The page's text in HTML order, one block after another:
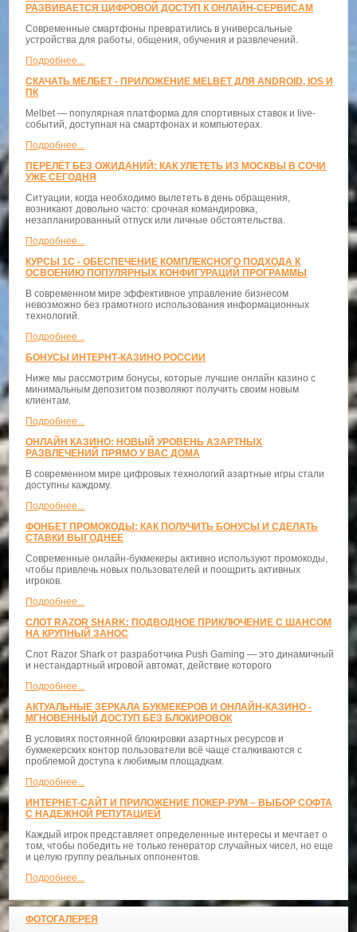
РАЗВИВАЕТСЯ ЦИФРОВОЙ ДОСТУП К ОНЛАЙН-СЕРВИСАМ
Современные смартфоны превратились в универсальные
устройства для работы, общения, обучения и развлечений.
Подробнее...
СКАЧАТЬ МЕЛБЕТ - ПРИЛОЖЕНИЕ MELBET ДЛЯ ANDROID, IOS И
ПК
Melbet — популярная платформа для спортивных ставок и live-
событий, доступная на смартфонах и компьютерах.
Подробнее...
ПЕРЕЛЁТ БЕЗ ОЖИДАНИЙ: КАК УЛЕТЕТЬ ИЗ МОСКВЫ В СОЧИ
УЖЕ СЕГОДНЯ
Ситуации, когда необходимо вылететь в день обращения,
возникают довольно часто: срочная командировка,
незапланированный отпуск или личные обстоятельства.
Подробнее...
КУРСЫ 1С - ОБЕСПЕЧЕНИЕ КОМПЛЕКСНОГО ПОДХОДА К
ОСВОЕНИЮ ПОПУЛЯРНЫХ КОНФИГУРАЦИЙ ПРОГРАММЫ
В современном мире эффективное управление бизнесом
невозможно без грамотного использования информационных
технологий.
Подробнее...
БОНУСЫ ИНТЕРНТ-КАЗИНО РОССИИ
Ниже мы рассмотрим бонусы, которые лучшие онлайн казино с
минимальным депозитом позволяют получить своим новым
клиентам.
Подробнее...
ОНЛАЙН КАЗИНО: НОВЫЙ УРОВЕНЬ АЗАРТНЫХ
РАЗВЛЕЧЕНИЙ ПРЯМО У ВАС ДОМА
В современном мире цифровых технологий азартные игры стали
доступны каждому.
Подробнее...
ФОНБЕТ ПРОМОКОДЫ: КАК ПОЛУЧИТЬ БОНУСЫ И СДЕЛАТЬ
СТАВКИ ВЫГОДНЕЕ
Современные онлайн-букмекеры активно используют промокоды,
чтобы привлечь новых пользователей и поощрить активных
игроков.
Подробнее...
СЛОТ RAZOR SHARK: ПОДВОДНОЕ ПРИКЛЮЧЕНИЕ С ШАНСОМ
НА КРУПНЫЙ ЗАНОС
Слот Razor Shark от разработчика Push Gaming — это динамичный
и нестандартный игровой автомат, действие которого
Подробнее...
АКТУАЛЬНЫЕ ЗЕРКАЛА БУКМЕКЕРОВ И ОНЛАЙН-КАЗИНО -
МГНОВЕННЫЙ ДОСТУП БЕЗ БЛОКИРОВОК
В условиях постоянной блокировки азартных ресурсов и
букмекерских контор пользователи всё чаще сталкиваются с
проблемой доступа к любимым площадкам.
Подробнее...
ИНТЕРНЕТ-САЙТ И ПРИЛОЖЕНИЕ ПОКЕР-РУМ – ВЫБОР СОФТА
С НАДЕЖНОЙ РЕПУТАЦИЕЙ
Каждый игрок представляет определенные интересы и мечтает о
том, чтобы победить не только генератор случайных чисел, но еще
и целую группу реальных оппонентов.
Подробнее...
ФОТОГАЛЕРЕЯ